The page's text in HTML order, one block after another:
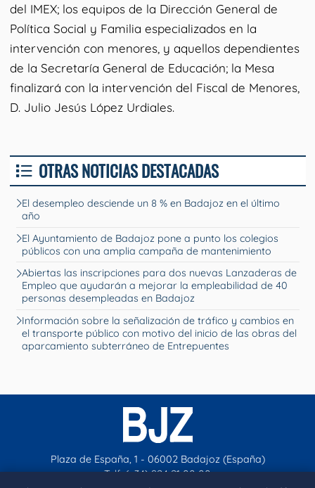
del IMEX; los equipos de la Dirección General de
Política Social y Familia especializados en la
intervención con menores, y aquellos dependientes
de la Secretaría General de Educación; la Mesa
finalizará con la intervención del Fiscal de Menores,
D. Julio Jesús López Urdiales.
OTRAS NOTICIAS DESTACADAS
El desempleo desciende un 8 % en Badajoz en el último
año
El Ayuntamiento de Badajoz pone a punto los colegios
públicos con una amplia campaña de mantenimiento
Abiertas las inscripciones para dos nuevas Lanzaderas de
Empleo que ayudarán a mejorar la empleabilidad de 40
personas desempleadas en Badajoz
Información sobre la señalización de tráfico y cambios en
el transporte público con motivo del inicio de las obras del
aparcamiento subterráneo de Entrepuentes
Plaza de España, 1 - 06002 Badajoz (España)
Telf. (+34) 924 21 00 00